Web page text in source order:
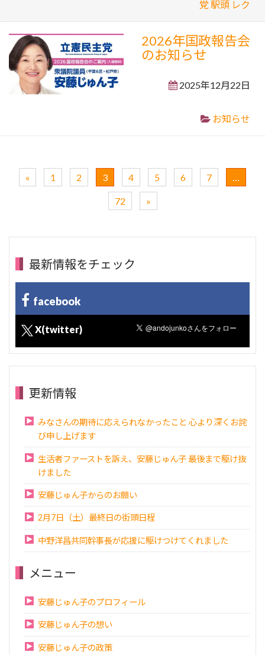
党 駅頭 レク
2026年国政報告会
のお知らせ
2025年12月22日
お知らせ
« 1 2 3 4 5 6 7 …
72 »
最新情報をチェック
facebook
X(twitter)
更新情報
みなさんの期待に応えられなかったこと 心より深くお詫
び申し上げます
生活者ファーストを訴え、安藤じゅん子 最後まで駆け抜
けました
安藤じゅん子からのお願い
2月7日（土）最終日の街頭日程
中野洋昌共同幹事長が応援に駆けつけてくれました
メニュー
安藤じゅん子のプロフィール
安藤じゅん子の想い
安藤じゅん子の政策